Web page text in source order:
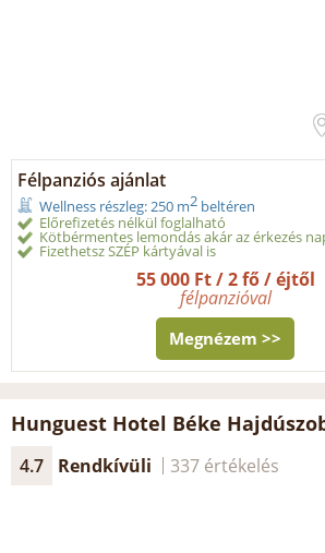
Félpanziós ajánlat
Wellness részleg: 250 m2 beltéren
Előrefizetés nélkül foglalható
Kötbérmentes lemondás akár az érkezés
Fizethetsz SZÉP kártyával is
55 000 Ft / 2 fő / éjtől
félpanzióval
Megnézem >>
Hunguest Hotel Béke
4.7 Rendkívüli 337 értékelés